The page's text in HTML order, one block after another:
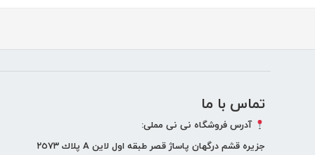
تماس با ما
آدرس فروشگاه نی نی مملی:
جزيره قشم درگهان پاساژ قصر طبقه اول لاين A پلاك ٢٥٧٣